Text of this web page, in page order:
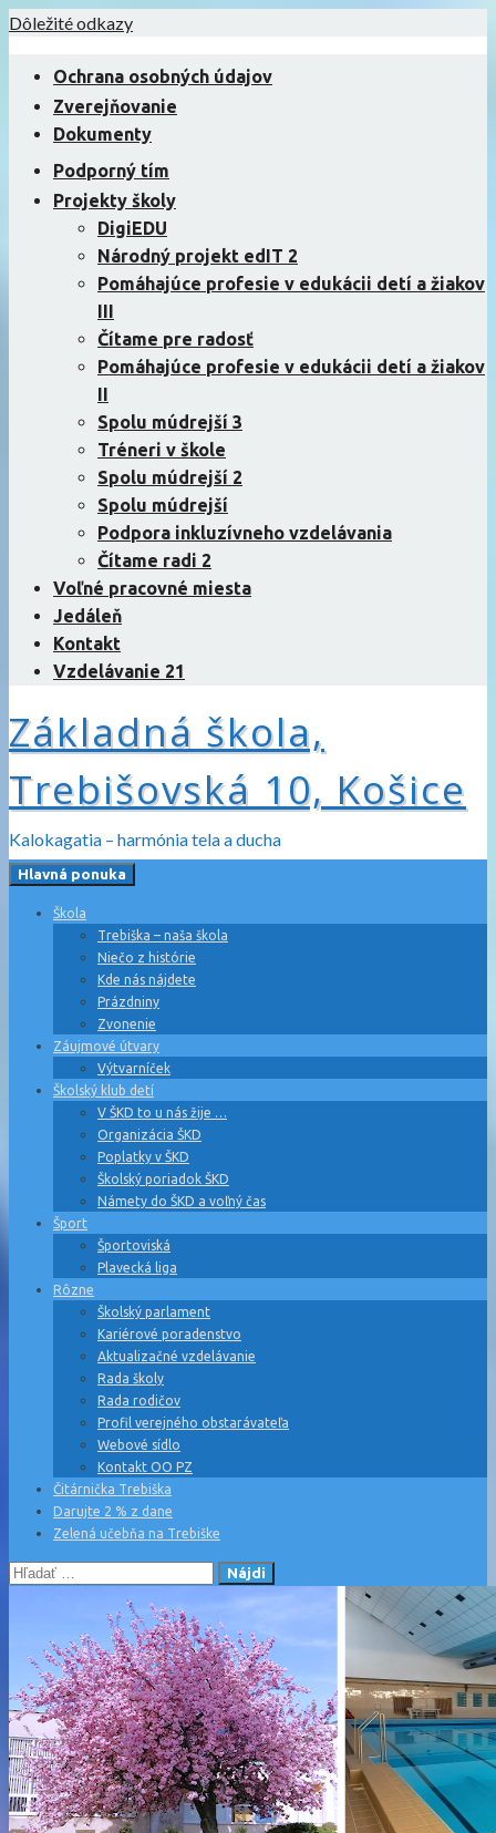
Skip
content
Dôležité odkazy
Ochrana osobných údajov
Zverejňovanie
Dokumenty
Podporný tím
Projekty školy
DigiEDU
Národný projekt edIT 2
Pomáhajúce profesie v edukácii detí a žiakov
III
Čítame pre radosť
Pomáhajúce profesie v edukácii detí a žiakov
II
Spolu múdrejší 3
Tréneri v škole
Spolu múdrejší 2
Spolu múdrejší
Podpora inkluzívneho vzdelávania
Čítame radi 2
Voľné pracovné miesta
Jedáleň
Kontakt
Vzdelávanie 21
Základná škola,
Trebišovská 10, Košice
Kalokagatia – harmónia tela a ducha
Hlavná ponuka
Škola
Trebiška – naša škola
Niečo z histórie
Kde nás nájdete
Prázdniny
Zvonenie
Záujmové útvary
Výtvarníček
Školský klub detí
V ŠKD to u nás žije …
Organizácia ŠKD
Poplatky v ŠKD
Školský poriadok ŠKD
Námety do ŠKD a voľný čas
Šport
Športoviská
Plavecká liga
Rôzne
Školský parlament
Kariérové poradenstvo
Aktualizačné vzdelávanie
Rada školy
Rada rodičov
Profil verejného obstarávateľa
Webové sídlo
Kontakt OO PZ
Čitárnička Trebiška
Darujte 2 % z dane
Zelená učebňa na Trebiške
Hľadať: